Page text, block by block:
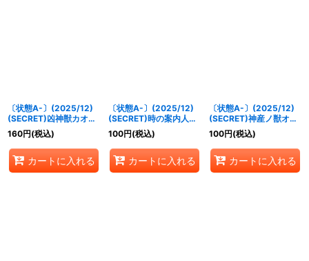
〔状態A-〕(2025/12)
(SECRET)凶神獣カオ
ス・ペガサロス(BSC47
収録)【M-SEC】
{BS59-CP05}《黄》
160円(税込)
カートに入れる
〔状態A-〕(2025/12)
(SECRET)時の案内人ウ
ォッチャ【R-SEC】
{BSC47-009}《青》
100円(税込)
カートに入れる
〔状態A-〕(2025/12)
(SECRET)神産ノ獣オオ
ヤビコ【R-SEC】
{BSC47-003}《緑》
100円(税込)
カートに入れる